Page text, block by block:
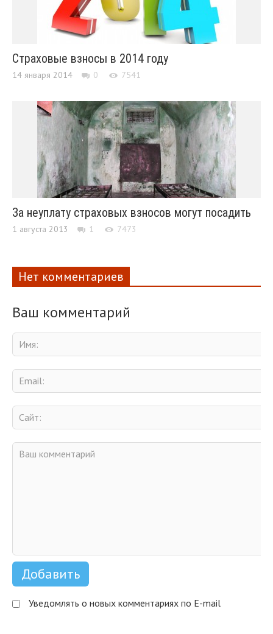
Страховые взносы в 2014 году
14 января 2014 0 7541
За неуплату страховых взносов могут посадить
1 августа 2013 1 7473
Нет комментариев
Ваш комментарий
Уведомлять о новых комментариях по E-mail